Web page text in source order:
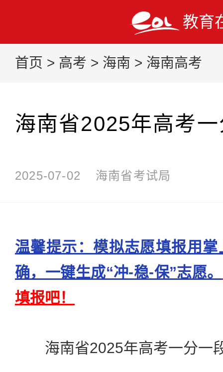
教育
首页 > 高考 > 海南 > 海南高考
海南省2025年高考
2025-07-02 海南省考试局
温馨提示：模拟志愿填报用
确，一键生成“冲-稳-保”志愿。
填报吧！
海南省2025年高考一分一